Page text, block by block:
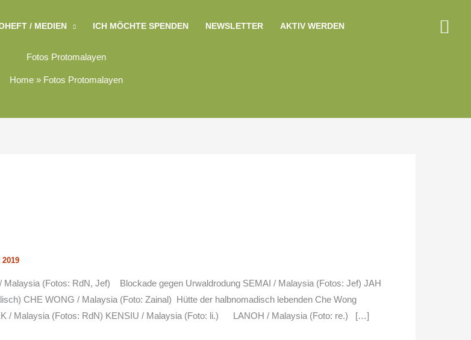
/ MEDIEN ICH MÖCHTE SPENDEN NEWSLETTER AKTIV WERDEN
Fotos Protomalayen
Home » Fotos Protomalayen
(Fotos: RdN, Jef) Blockade gegen Urwaldrodung SEMAI / Malaysia (Fotos: Jef) JAH
CHE WONG / Malaysia (Foto: Zainal) Hütte der halbnomadisch lebenden Che Wong
/ Malaysia (Fotos: RdN) KENSIU / Malaysia (Foto: li.) LANOH / Malaysia (Foto: re.) […]